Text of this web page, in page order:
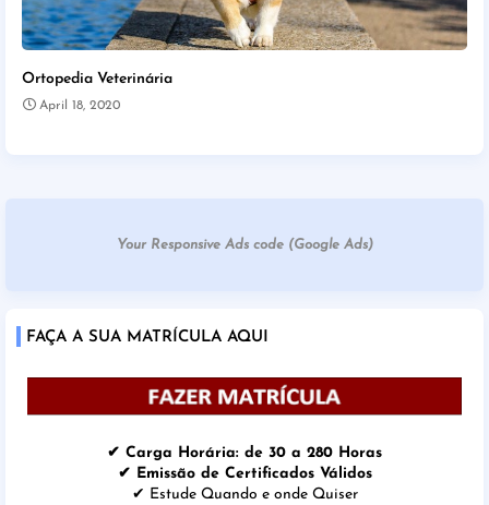
Ortopedia Veterinária
April 18, 2020
Your Responsive Ads code (Google Ads)
FAÇA A SUA MATRÍCULA AQUI
✔ Carga Horária: de 30 a 280 Horas
✔ Emissão de Certificados Válidos
✔ Estude Quando e onde Quiser